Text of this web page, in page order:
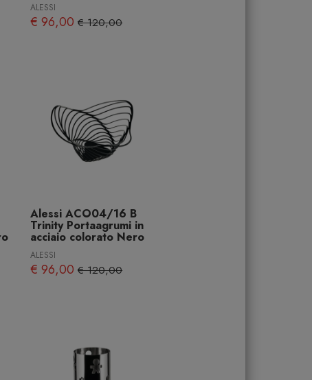
ALESSI
€ 96,00€ 120,00
Alessi ACO04/16 B
Trinity Portaagrumi in
acciaio colorato Nero
ALESSI
€ 96,00€ 120,00